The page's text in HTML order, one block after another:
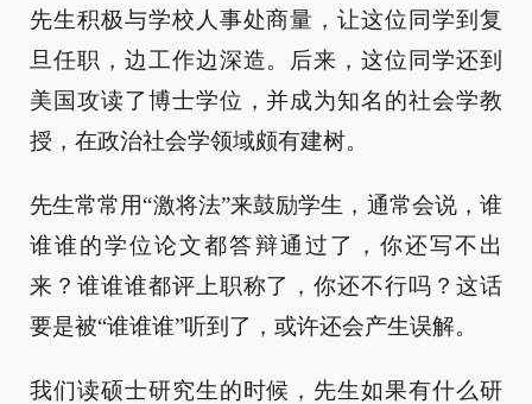
先生积极与学校人事处商量，让这位同学到复
旦任职，边工作边深造。后来，这位同学还到
美国攻读了博士学位，并成为知名的社会学教
授，在政治社会学领域颇有建树。
先生常常用“激将法”来鼓励学生，通常会说，谁
谁谁的学位论文都答辩通过了，你还写不出
来？谁谁谁都评上职称了，你还不行吗？这话
要是被“谁谁谁”听到了，或许还会产生误解。
我们读硕士研究生的时候，先生如果有什么研